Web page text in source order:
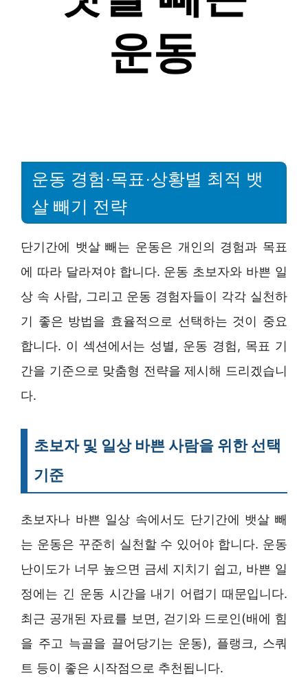
운동 경험·목표·상황별 최적 뱃
살 빼기 전략
단기간에 뱃살 빼는 운동은 개인의 경험과 목표
에 따라 달라져야 합니다. 운동 초보자와 바쁜 일
상 속 사람, 그리고 운동 경험자들이 각각 실천하
기 좋은 방법을 효율적으로 선택하는 것이 중요
합니다. 이 섹션에서는 성별, 운동 경험, 목표 기
간을 기준으로 맞춤형 전략을 제시해 드리겠습니
다.
초보자 및 일상 바쁜 사람을 위한 선택
기준
초보자나 바쁜 일상 속에서도 단기간에 뱃살 빼
는 운동은 꾸준히 실천할 수 있어야 합니다. 운동
난이도가 너무 높으면 금세 지치기 쉽고, 바쁜 일
정에는 긴 운동 시간을 내기 어렵기 때문입니다.
최근 공개된 자료를 보면, 걷기와 드로인(배에 힘
을 주고 늑골을 끌어당기는 운동), 플랭크, 스쿼
트 등이 좋은 시작점으로 추천됩니다.